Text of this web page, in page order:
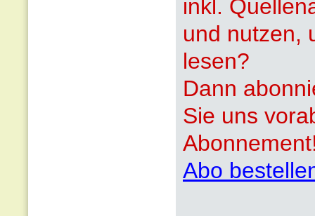
inkl.
und nutzen,
lesen?
Dann
Sie uns
Abo